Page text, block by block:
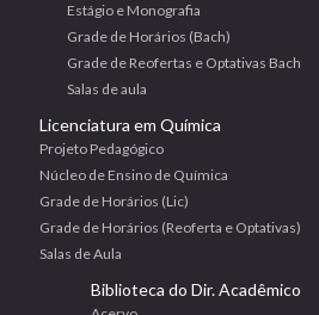
Estágio e Monografia
Grade de Horários (Bach)
Grade de Reofertas e Optativas Bach
Salas de aula
Licenciatura em Química
Projeto Pedagógico
Núcleo de Ensino de Química
Grade de Horários (Lic)
Grade de Horários (Reoferta e Optativas)
Salas de Aula
Biblioteca do Dir. Acadêmico